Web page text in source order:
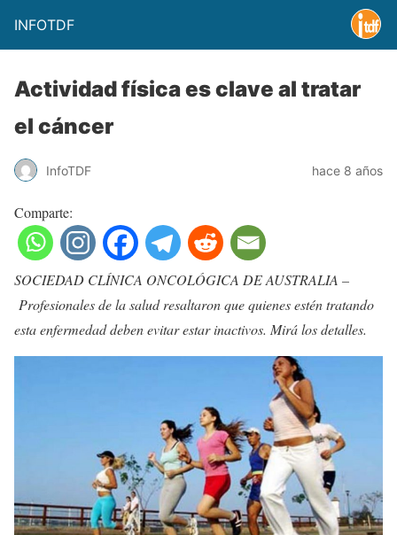
INFOTDF
Actividad física es clave al tratar
el cáncer
InfoTDF hace 8 años
Comparte:
SOCIEDAD CLÍNICA ONCOLÓGICA DE AUSTRALIA –
Profesionales de la salud resaltaron que quienes estén tratando
esta enfermedad deben evitar estar inactivos. Mirá los detalles.